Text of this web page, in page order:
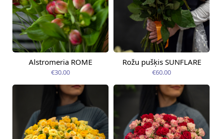
Pieejams šodien
Alstromeria ROME
€30.00
Pieejams šodien
Rožu pušķis SUNFLARE
€60.00